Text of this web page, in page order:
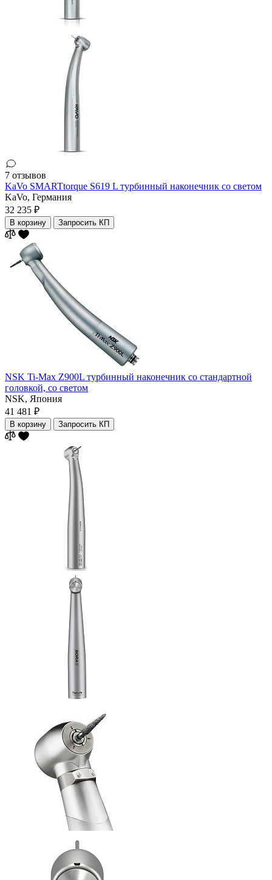
7 отзывов
KaVo SMARTtorque S619 L турбинный наконечник со светом
KaVo, Германия
32 235 ₽
В корзину Запросить КП
NSK Ti-Max Z900L турбинный наконечник со стандартной
головкой, co светом
NSK, Япония
41 481 ₽
В корзину Запросить КП